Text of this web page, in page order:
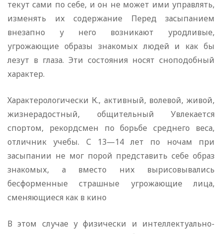
текут сами по себе, и он не может ими управлять,
изменять их содержание Перед засыпанием
внезапно у него возникают уродливые,
угрожающие образы знакомых людей и как бы
лезут в глаза. Эти состояния носят сноподобный
характер.
Характерологически К., активный, волевой, живой,
жизнерадостный, общительный Увлекается
спортом, рекордсмен по борьбе среднего веса,
отличник учебы. С 13—14 лет по ночам при
засыпании не мог порой представить себе образ
знакомых, а вместо них вырисовывались
бесформенные страшные угрожающие лица,
сменяющиеся как в кино
В этом случае у физически и интеллектуально-